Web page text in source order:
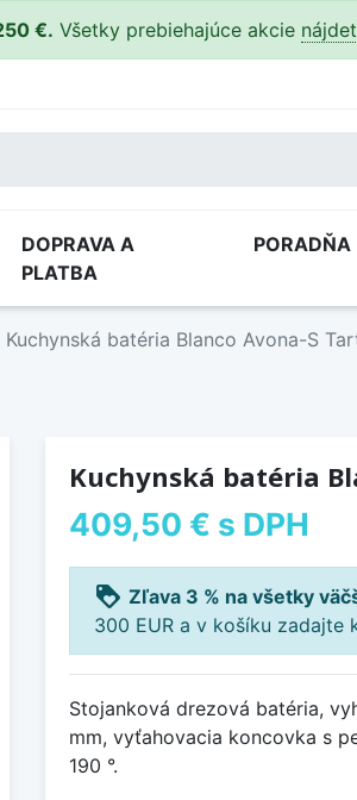
€. Všetky prebiehajúce akcie
DOPRAVA A
PLATBA
PORADŇA
Kuchynská batéria Blanco Avona-S
Kuchynská batéria
409,50 € s DPH
loyalty Zľava 3 % na všetky
300 EUR a v košíku zadajte
Stojanková drezová batéria,
mm, vyťahovacia koncovka s
190 °.